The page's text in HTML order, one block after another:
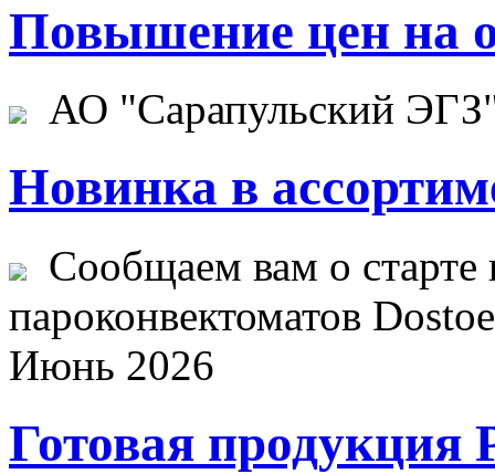
Повышение цен на
АО "Сарапульский
Новинка в
Сообщаем вам о старте
пароконвектоматов
Июнь 2026
Готовая продукция